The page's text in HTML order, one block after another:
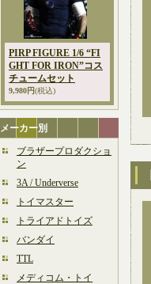
PIRP FIGURE 1/6 “FI
GHT FOR IRON”コス
チュームセット
9,980円(税込)
メーカー別
ブラザープロダクショ
ン
3A / Underverse
トイマスター
トライアドトイズ
バンダイ
TTL
メディコム・トイ